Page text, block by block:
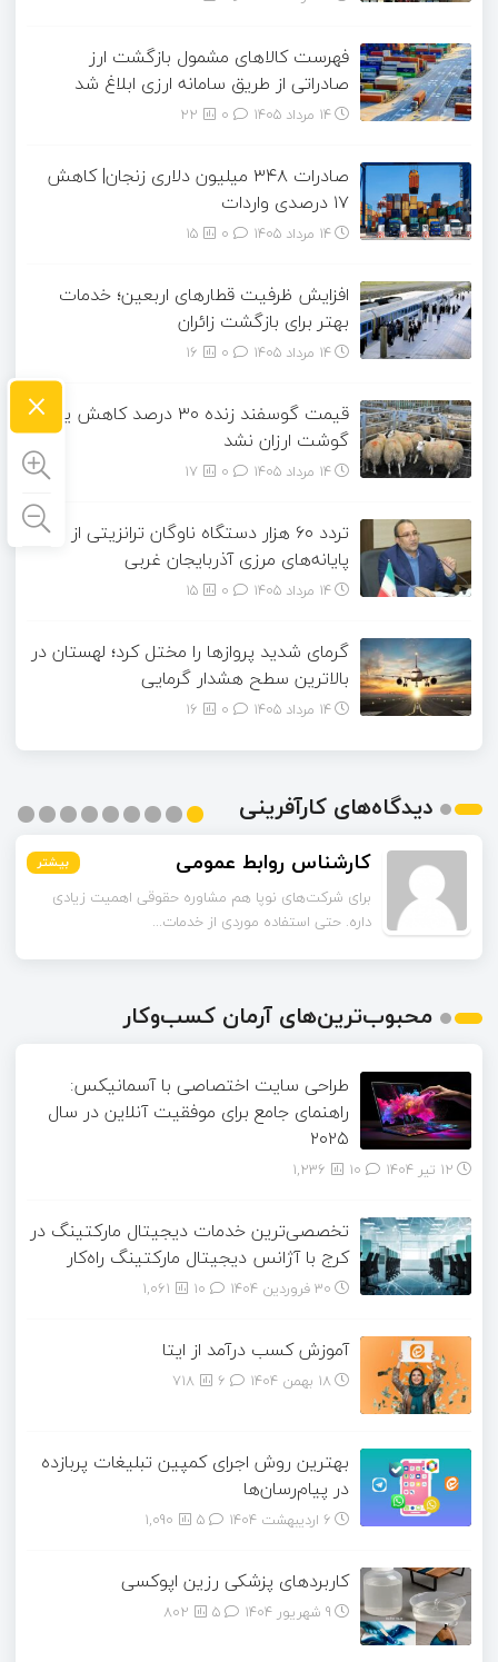
فهرست کالاهای مشمول بازگشت ارز
صادراتی از طریق سامانه ارزی ابلاغ شد
14 مرداد 1405 22
صادرات ۳۴۸ میلیون دلاری زنجان| ‌کاهش
۱۷ درصدی واردات
14 مرداد 1405 15
افزایش ظرفیت قطارهای اربعین؛ خدمات
بهتر برای بازگشت زائران
14 مرداد 1405 16
قیمت گوسفند زنده ۳۰ درصد کاهش یافت؛
گوشت ارزان نشد
14 مرداد 1405 17
تردد ۶۰ هزار دستگاه ناوگان ترانزیتی از
پایانه‌های مرزی آذربایجان ‌غربی
14 مرداد 1405 15
گرمای شدید پروازها را مختل کرد؛ لهستان در
بالاترین سطح هشدار گرمایی
14 مرداد 1405 16
دیدگاه‌های کارآفرینی
کارشناس روابط عمومی بیشتر
برای شرکت‌های نوپا هم مشاوره حقوقی اهمیت زیادی
داره. حتی استفاده موردی از خدمات...
بیشتر
بیشتر
بیشتر
بیشتر
بیشتر
بیشتر
بیشتر
بیشتر
محبوب‌ترین‌های آرمان کسب‌وکار
طراحی سایت اختصاصی با آسمانیکس:
راهنمای جامع برای موفقیت آنلاین در سال
۲۰۲۵
12 تیر 1404 1,236
تخصصی‌ترین خدمات دیجیتال مارکتینگ در
کرج با آژانس دیجیتال مارکتینگ راه‌کار
30 فروردین 1404 1,061
آموزش کسب درآمد از ایتا
18 بهمن 1404 718
بهترین روش اجرای کمپین تبلیغات پربازده
در پیام‌رسان‌ها
6 اردیبهشت 1404 1,090
کاربردهای پزشکی رزین اپوکسی
9 شهریور 1404 802
×